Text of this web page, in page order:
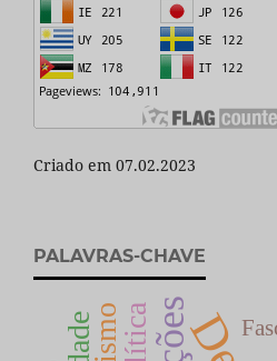
Criado em 07.02.2023
PALAVRAS-CHAVE